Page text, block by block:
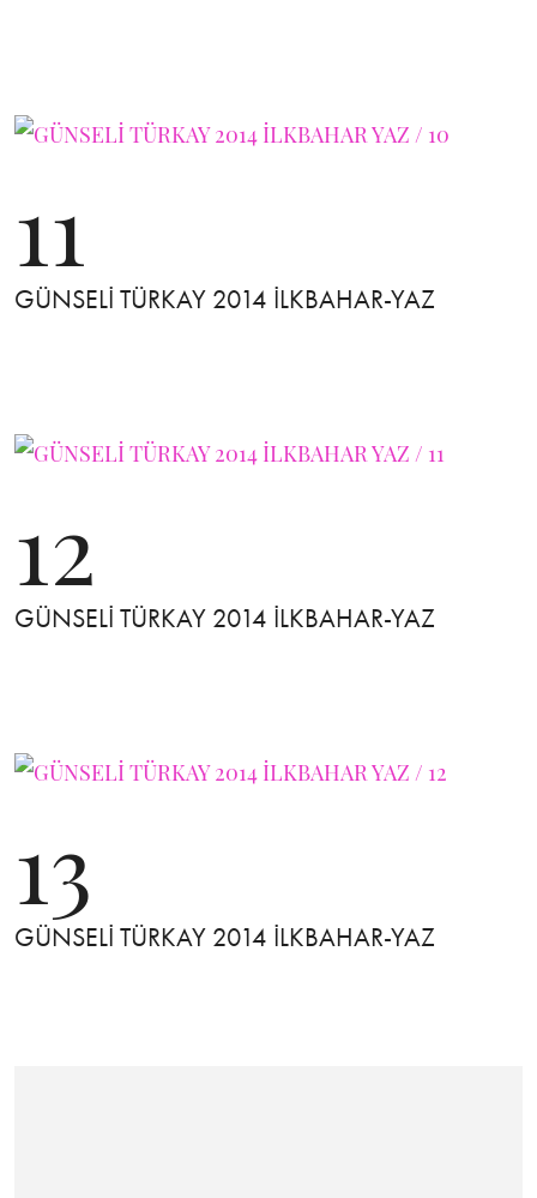
11
GÜNSELİ TÜRKAY 2014 İLKBAHAR-YAZ
12
GÜNSELİ TÜRKAY 2014 İLKBAHAR-YAZ
13
GÜNSELİ TÜRKAY 2014 İLKBAHAR-YAZ